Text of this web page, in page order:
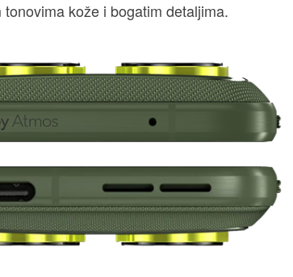
kože i bogatim detaljima.